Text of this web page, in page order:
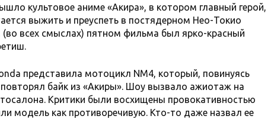
культовое аниме «Акира», в котором главный герой,
выжить и преуспеть в постядерном Нео-Токио
всех смыслах) пятном фильма был ярко-красный
представила мотоцикл NM4, который, повинуясь
байк из «Акиры». Шоу вызвало ажиотаж на
Критики были восхищены провокативностью
модель как противоречивую. Кто-то даже назвал ее